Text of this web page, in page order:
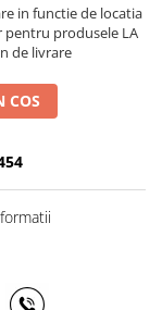
in functie de locatia
pentru produsele LA
de livrare
COS